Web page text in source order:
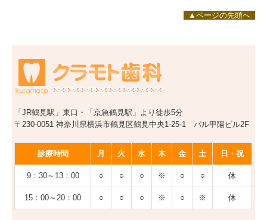
▲ページの先頭へ
「JR鶴見駅」東口・「京急鶴見駅」より徒歩5分
〒230-0051 神奈川県横浜市鶴見区鶴見中央1-25-1 パル甲陽ビル2F
診療時間 月 火 水 木 金 土 日・祝
9：30～13：00 ○ ○ ○ ※ ○ ○ 休
15：00～20：00 ○ ○ ○ ※ ○ ※ 休